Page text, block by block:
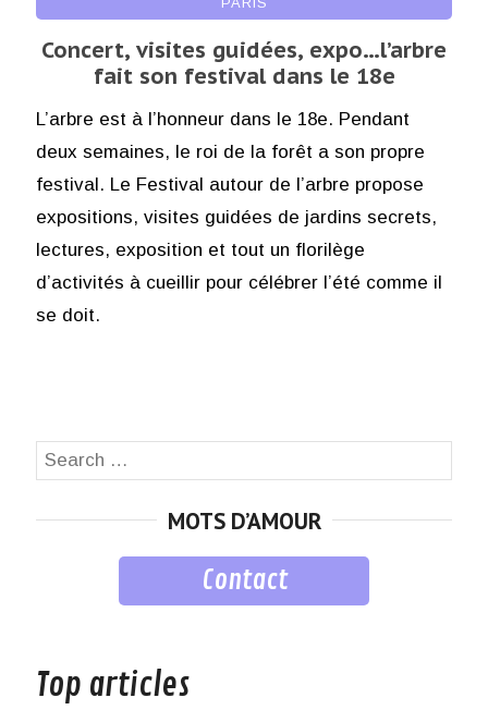
Concert, visites guidées, expo…l’arbre
fait son festival dans le 18e
L’arbre est à l’honneur dans le 18e. Pendant
deux semaines, le roi de la forêt a son propre
festival. Le Festival autour de l’arbre propose
expositions, visites guidées de jardins secrets,
lectures, exposition et tout un florilège
d’activités à cueillir pour célébrer l’été comme il
se doit.
Search
MOTS D’AMOUR
Contact
Top articles